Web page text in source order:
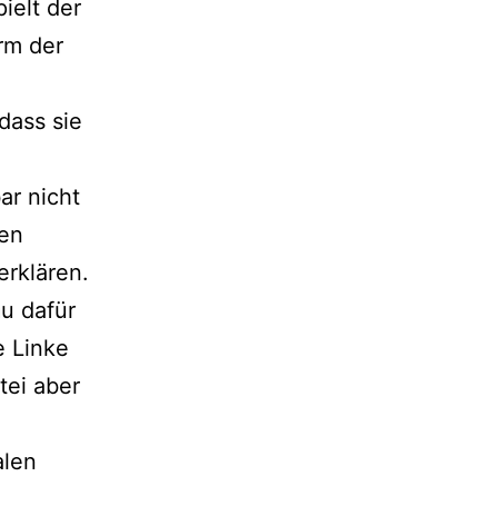
der
der
sie
nicht
dafür
Linke
aber